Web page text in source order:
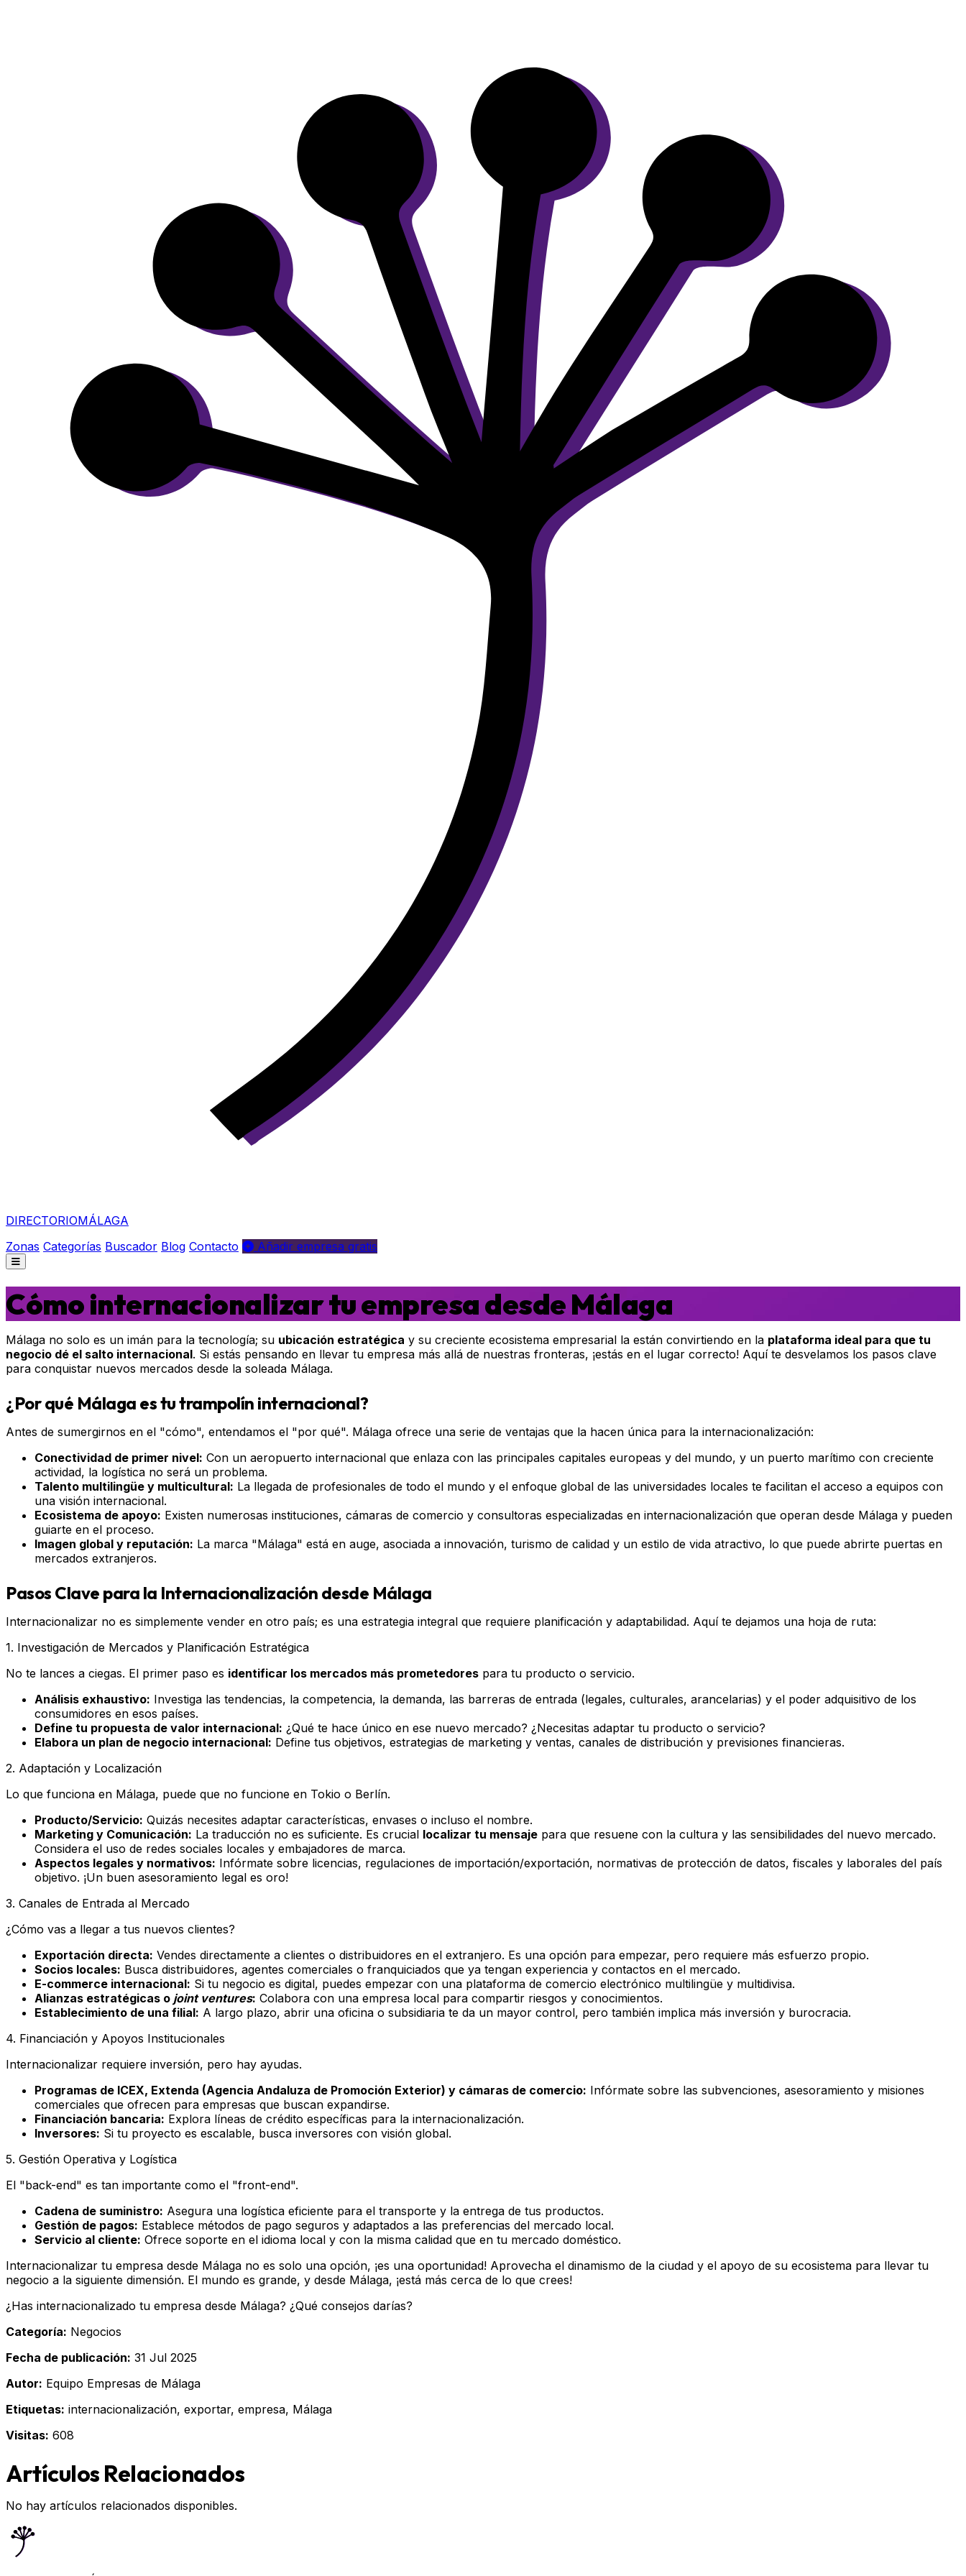
DIRECTORIOMÁLAGA
Zonas Categorías Buscador Blog Contacto Añadir empresa gratis
Cómo internacionalizar tu empresa desde Málaga
Málaga no solo es un imán para la tecnología; su ubicación estratégica y su creciente ecosistema empresarial la están convirtiendo en la plataforma ideal para que tu
negocio dé el salto internacional. Si estás pensando en llevar tu empresa más allá de nuestras fronteras, ¡estás en el lugar correcto! Aquí te desvelamos los pasos clave
para conquistar nuevos mercados desde la soleada Málaga.
¿Por qué Málaga es tu trampolín internacional?
Antes de sumergirnos en el "cómo", entendamos el "por qué". Málaga ofrece una serie de ventajas que la hacen única para la internacionalización:
Conectividad de primer nivel: Con un aeropuerto internacional que enlaza con las principales capitales europeas y del mundo, y un puerto marítimo con creciente
actividad, la logística no será un problema.
Talento multilingüe y multicultural: La llegada de profesionales de todo el mundo y el enfoque global de las universidades locales te facilitan el acceso a equipos con
una visión internacional.
Ecosistema de apoyo: Existen numerosas instituciones, cámaras de comercio y consultoras especializadas en internacionalización que operan desde Málaga y pueden
guiarte en el proceso.
Imagen global y reputación: La marca "Málaga" está en auge, asociada a innovación, turismo de calidad y un estilo de vida atractivo, lo que puede abrirte puertas en
mercados extranjeros.
Pasos Clave para la Internacionalización desde Málaga
Internacionalizar no es simplemente vender en otro país; es una estrategia integral que requiere planificación y adaptabilidad. Aquí te dejamos una hoja de ruta:
1. Investigación de Mercados y Planificación Estratégica
No te lances a ciegas. El primer paso es identificar los mercados más prometedores para tu producto o servicio.
Análisis exhaustivo: Investiga las tendencias, la competencia, la demanda, las barreras de entrada (legales, culturales, arancelarias) y el poder adquisitivo de los
consumidores en esos países.
Define tu propuesta de valor internacional: ¿Qué te hace único en ese nuevo mercado? ¿Necesitas adaptar tu producto o servicio?
Elabora un plan de negocio internacional: Define tus objetivos, estrategias de marketing y ventas, canales de distribución y previsiones financieras.
2. Adaptación y Localización
Lo que funciona en Málaga, puede que no funcione en Tokio o Berlín.
Producto/Servicio: Quizás necesites adaptar características, envases o incluso el nombre.
Marketing y Comunicación: La traducción no es suficiente. Es crucial localizar tu mensaje para que resuene con la cultura y las sensibilidades del nuevo mercado.
Considera el uso de redes sociales locales y embajadores de marca.
Aspectos legales y normativos: Infórmate sobre licencias, regulaciones de importación/exportación, normativas de protección de datos, fiscales y laborales del país
objetivo. ¡Un buen asesoramiento legal es oro!
3. Canales de Entrada al Mercado
¿Cómo vas a llegar a tus nuevos clientes?
Exportación directa: Vendes directamente a clientes o distribuidores en el extranjero. Es una opción para empezar, pero requiere más esfuerzo propio.
Socios locales: Busca distribuidores, agentes comerciales o franquiciados que ya tengan experiencia y contactos en el mercado.
E-commerce internacional: Si tu negocio es digital, puedes empezar con una plataforma de comercio electrónico multilingüe y multidivisa.
Alianzas estratégicas o joint ventures: Colabora con una empresa local para compartir riesgos y conocimientos.
Establecimiento de una filial: A largo plazo, abrir una oficina o subsidiaria te da un mayor control, pero también implica más inversión y burocracia.
4. Financiación y Apoyos Institucionales
Internacionalizar requiere inversión, pero hay ayudas.
Programas de ICEX, Extenda (Agencia Andaluza de Promoción Exterior) y cámaras de comercio: Infórmate sobre las subvenciones, asesoramiento y misiones
comerciales que ofrecen para empresas que buscan expandirse.
Financiación bancaria: Explora líneas de crédito específicas para la internacionalización.
Inversores: Si tu proyecto es escalable, busca inversores con visión global.
5. Gestión Operativa y Logística
El "back-end" es tan importante como el "front-end".
Cadena de suministro: Asegura una logística eficiente para el transporte y la entrega de tus productos.
Gestión de pagos: Establece métodos de pago seguros y adaptados a las preferencias del mercado local.
Servicio al cliente: Ofrece soporte en el idioma local y con la misma calidad que en tu mercado doméstico.
Internacionalizar tu empresa desde Málaga no es solo una opción, ¡es una oportunidad! Aprovecha el dinamismo de la ciudad y el apoyo de su ecosistema para llevar tu
negocio a la siguiente dimensión. El mundo es grande, y desde Málaga, ¡está más cerca de lo que crees!
¿Has internacionalizado tu empresa desde Málaga? ¿Qué consejos darías?
Categoría: Negocios
Fecha de publicación: 31 Jul 2025
Autor: Equipo Empresas de Málaga
Etiquetas: internacionalización, exportar, empresa, Málaga
Visitas: 608
Artículos Relacionados
No hay artículos relacionados disponibles.